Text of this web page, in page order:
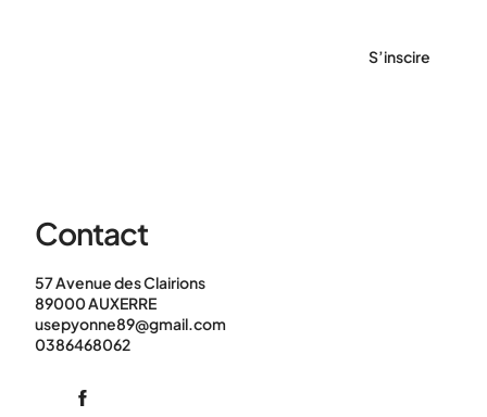
S’inscire
Contact
57 Avenue des Clairions
89000 AUXERRE
usepyonne89@gmail.com
0386468062